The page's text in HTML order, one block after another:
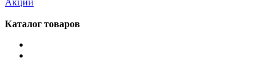
Акции
Каталог товаров